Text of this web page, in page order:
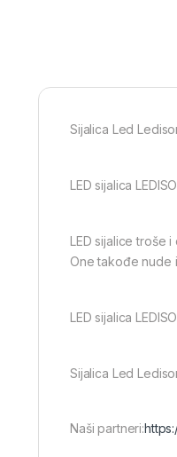
Sijalica Led
LED sijalica
LED sijalice troše
One takođe nude
LED sijalica
Sijalica Led
Naši partneri: